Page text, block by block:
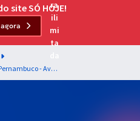
as principais
site SÓ HOJE!
CPU PE - Concurso Público Unificado de Pernambuco - Avaliação de Políticas Públicas para o Bloco 2 - Código 43A - Gestor Governamental - Controle Interno - Área: Finanças Públicas - Professor Leonardo Albernaz